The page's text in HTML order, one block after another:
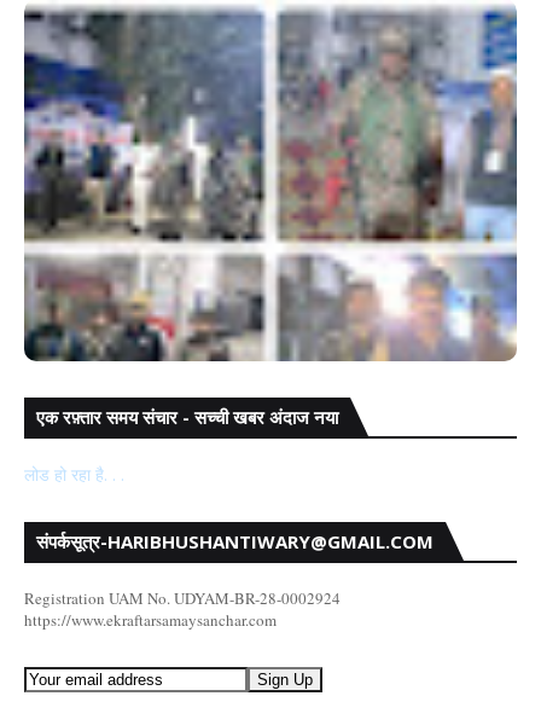
रामपुर थाना प्रभारी ने स्ट्रॉंग रूम की सुरक्षा व्यवस्था का किया
एक रफ़्तार समय संचार - सच्ची खबर अंदाज नया
लोड हो रहा है. . .
संपर्कसूत्र-HARIBHUSHANTIWARY@GMAIL.COM
Registration UAM No. UDYAM-BR-28-0002924
https://www.ekraftarsamaysanchar.com